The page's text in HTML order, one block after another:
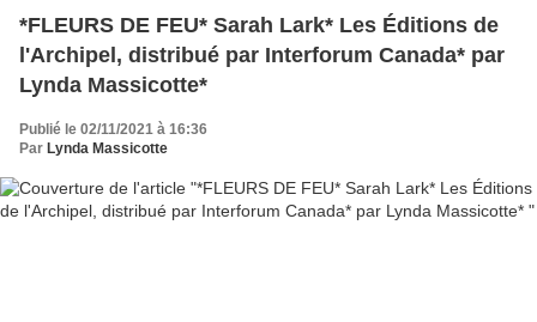
*FLEURS DE FEU* Sarah Lark* Les Éditions de
l'Archipel, distribué par Interforum Canada* par
Lynda Massicotte*
Publié le 02/11/2021 à 16:36
Par Lynda Massicotte